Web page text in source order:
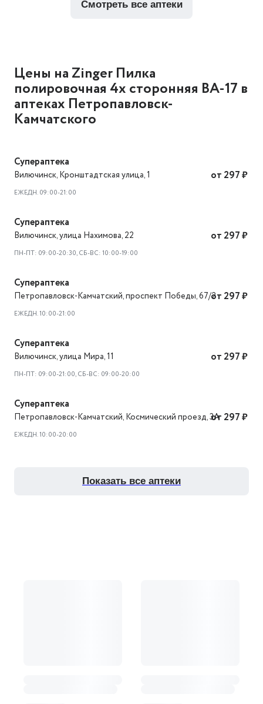
смотреть все аптеки
Цены на Zinger Пилка
полировочная 4х сторонняя BA-17 в
аптеках Петропавловск-
Камчатского
Супераптека
Вилючинск, Кронштадтская улица, 1
ЕЖЕДН. 09:00-21:00
от 297 ₽
Супераптека
Вилючинск, улица Нахимова, 22
ПН-ПТ: 09:00-20:30, СБ-ВС: 10:00-19:00
от 297 ₽
Супераптека
Петропавловск-Камчатский, проспект Победы, 67/2
ЕЖЕДН. 10:00-21:00
от 297 ₽
Супераптека
Вилючинск, улица Мира, 11
ПН-ПТ: 09:00-21:00, СБ-ВС: 09:00-20:00
от 297 ₽
Супераптека
Петропавловск-Камчатский, Космический проезд, 3А
ЕЖЕДН. 10:00-20:00
от 297 ₽
показать все аптеки